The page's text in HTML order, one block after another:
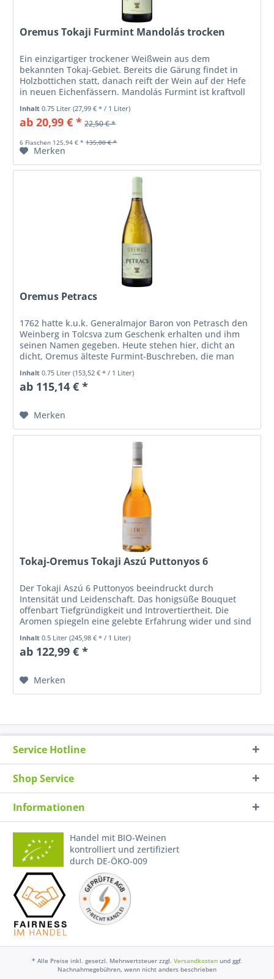
Oremus Tokaji Furmint Mandolás trocken
Ein einzigartiger trockener Weißwein aus dem
bekannten Tokaj-Gebiet. Bereits die Gärung findet in
Holzbottichen statt, danach reift der Wein auf der Hefe
in neuen Eichenfässern. Mandolás Furmint ist kraftvoll
und zugleich herrlich...
Inhalt0.75 Liter(27,99 € * / 1 Liter)
ab 20,99 € * 22,50 € *
6 Flaschen 125,94 € * 135,00 € *
Merken
Oremus Petracs
1762 hatte k.u.k. Generalmajor Baron von Petrasch den
Weinberg in Tolcsva zum Geschenk erhalten und ihm
seinen Namen gegeben. Heute stehen hier, dicht an
dicht, Oremus älteste Furmint-Buschreben, die man
(ganz wie zu Petraschs Zeiten)...
Inhalt0.75 Liter(153,52 € * / 1 Liter)
ab 115,14 € *
Merken
Tokaj-Oremus Tokaji Aszú Puttonyos 6
Der Tokaji Aszú 6 Puttonyos beeindruckt durch
Intensität und Leidenschaft. Das honigsüße Bouquet
offenbart Tiefgründigkeit und Introvertiertheit. Die
Aromen spiegeln eine gelebte Erfahrung wider und sind
Inhalt0.5 Liter(245,98 € * / 1 Liter)
ab 122,99 € *
Merken
Service Hotline
Shop Service
Informationen
Handel mit BIO-Weinen
kontrolliert und zertifiziert
durch DE-ÖKO-009
* Alle Preise inkl. gesetzl. Mehrwertsteuer zzgl. Versandkosten und ggf.
Nachnahmegebühren, wenn nicht anders beschrieben